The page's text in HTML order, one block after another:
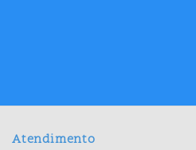
Atendimento